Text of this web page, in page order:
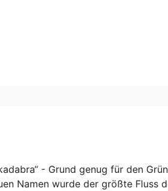
- Grund genug für den
Namen wurde der größte Fluss